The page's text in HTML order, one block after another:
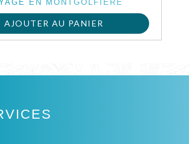
EN MONTGOLFIÈRE
AJOUTER AU PANIER